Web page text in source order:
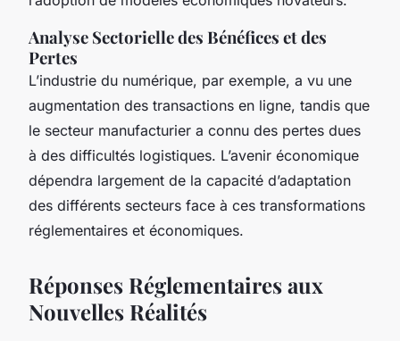
Analyse Sectorielle des Bénéfices et des
Pertes
L’industrie du numérique, par exemple, a vu une
augmentation des transactions en ligne, tandis que
le secteur manufacturier a connu des pertes dues
à des difficultés logistiques. L’avenir économique
dépendra largement de la capacité d’adaptation
des différents secteurs face à ces transformations
réglementaires et économiques.
Réponses Réglementaires aux
Nouvelles Réalités